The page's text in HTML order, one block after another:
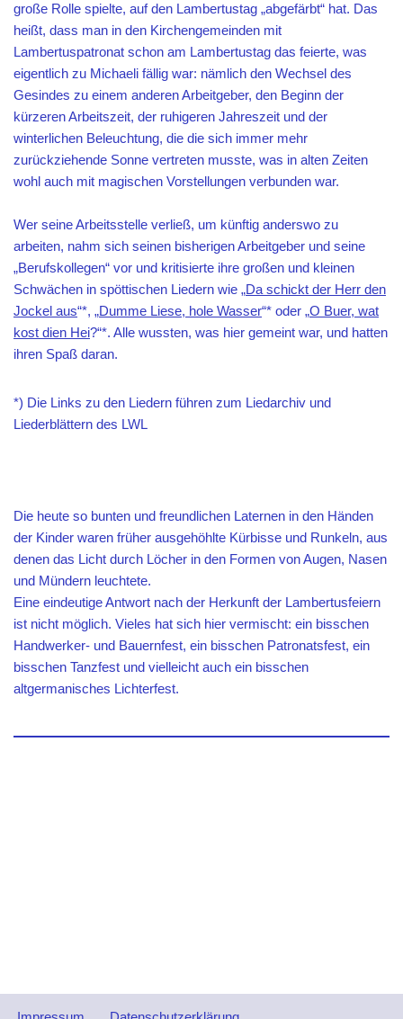
große Rolle spielte, auf den Lambertustag „abgefärbt“ hat. Das
heißt, dass man in den Kirchengemeinden mit
Lambertuspatronat schon am Lambertustag das feierte, was
eigentlich zu Michaeli fällig war: nämlich den Wechsel des
Gesindes zu einem anderen Arbeitgeber, den Beginn der
kürzeren Arbeitszeit, der ruhigeren Jahreszeit und der
winterlichen Beleuchtung, die die sich immer mehr
zurückziehende Sonne vertreten musste, was in alten Zeiten
wohl auch mit magischen Vorstellungen verbunden war.
Wer seine Arbeitsstelle verließ, um künftig anderswo zu
arbeiten, nahm sich seinen bisherigen Arbeitgeber und seine
„Berufskollegen“ vor und kritisierte ihre großen und kleinen
Schwächen in spöttischen Liedern wie „Da schickt der Herr den
Jockel aus“*, „Dumme Liese, hole Wasser“* oder „O Buer, wat
kost dien Hei?“*. Alle wussten, was hier gemeint war, und hatten
ihren Spaß daran.
*) Die Links zu den Liedern führen zum Liedarchiv und
Liederblättern des LWL
Die heute so bunten und freundlichen Laternen in den Händen
der Kinder waren früher ausgehöhlte Kürbisse und Runkeln, aus
denen das Licht durch Löcher in den Formen von Augen, Nasen
und Mündern leuchtete.
Eine eindeutige Antwort nach der Herkunft der Lambertusfeiern
ist nicht möglich. Vieles hat sich hier vermischt: ein bisschen
Handwerker- und Bauernfest, ein bisschen Patronatsfest, ein
bisschen Tanzfest und vielleicht auch ein bisschen
altgermanisches Lichterfest.